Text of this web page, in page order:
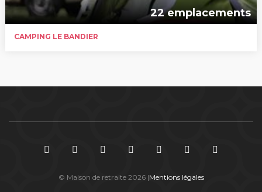
22 emplacements
CAMPING LE BANDIER
© Maison de retraite 2026 |Mentions légales